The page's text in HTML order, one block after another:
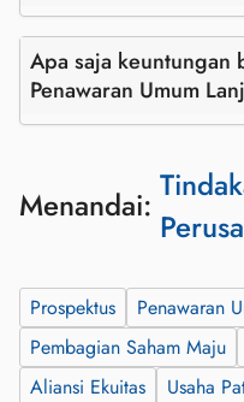
Apa saja keuntungan
Penawaran Umum
Menandai:
Prospektus
Penawaran
Pembagian Saham Maju
Aliansi Ekuitas
Usaha